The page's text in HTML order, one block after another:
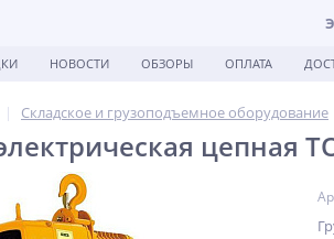
НОВОСТИ ОБЗОРЫ ОПЛАТА
Складское и грузоподъемное оборудование
цепная